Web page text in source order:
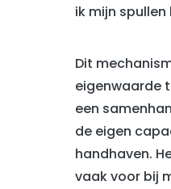
ik mijn
Dit
eigenwaarde
een
de eigen
handhaven.
vaak voor bij